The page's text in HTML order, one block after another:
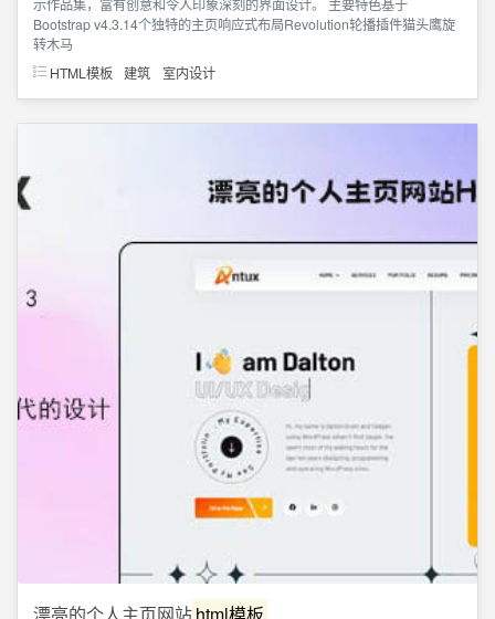
示作品集，富有创意和令人印象深刻的界面设计。 主要特色基于
Bootstrap v4.3.14个独特的主页响应式布局Revolution轮播插件猫头鹰旋
转木马
HTML模板
建筑 室内设计